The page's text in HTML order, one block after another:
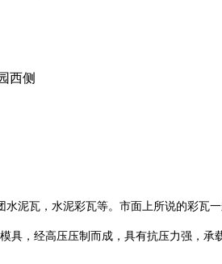
西侧
泥瓦，水泥彩瓦等。市面上所说的彩瓦
具，经高压压制而成，具有抗压力强，承